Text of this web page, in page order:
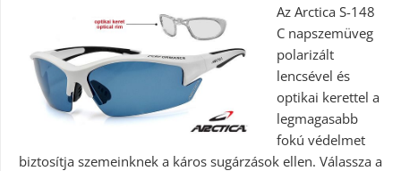
Az Arctica S-148
C napszemüveg
polarizált
lencsével és
optikai kerettel a
legmagasabb
fokú védelmet
biztosítja szemeinknek a káros sugárzások ellen. Válassza a